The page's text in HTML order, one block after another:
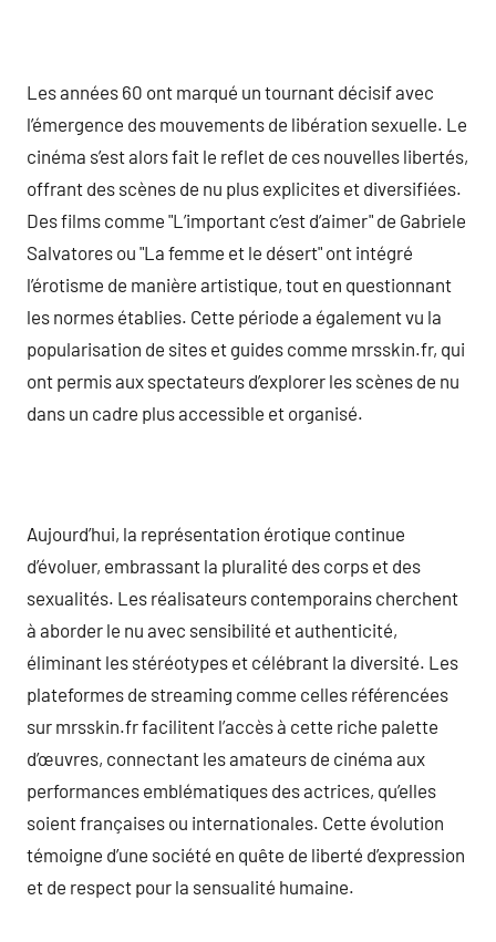
Les années 60 ont marqué un tournant décisif avec
l’émergence des mouvements de libération sexuelle. Le
cinéma s’est alors fait le reflet de ces nouvelles libertés,
offrant des scènes de nu plus explicites et diversifiées.
Des films comme "L’important c’est d’aimer" de Gabriele
Salvatores ou "La femme et le désert" ont intégré
l’érotisme de manière artistique, tout en questionnant
les normes établies. Cette période a également vu la
popularisation de sites et guides comme mrsskin.fr, qui
ont permis aux spectateurs d’explorer les scènes de nu
dans un cadre plus accessible et organisé.
Aujourd’hui, la représentation érotique continue
d’évoluer, embrassant la pluralité des corps et des
sexualités. Les réalisateurs contemporains cherchent
à aborder le nu avec sensibilité et authenticité,
éliminant les stéréotypes et célébrant la diversité. Les
plateformes de streaming comme celles référencées
sur mrsskin.fr facilitent l’accès à cette riche palette
d’œuvres, connectant les amateurs de cinéma aux
performances emblématiques des actrices, qu’elles
soient françaises ou internationales. Cette évolution
témoigne d’une société en quête de liberté d’expression
et de respect pour la sensualité humaine.